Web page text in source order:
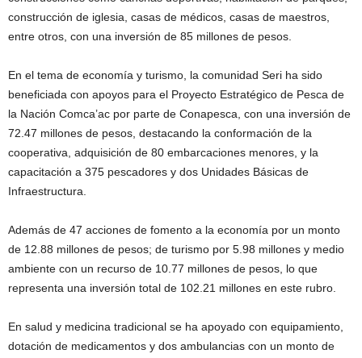
construcción de iglesia, casas de médicos, casas de maestros,
entre otros, con una inversión de 85 millones de pesos.
En el tema de economía y turismo, la comunidad Seri ha sido
beneficiada con apoyos para el Proyecto Estratégico de Pesca de
la Nación Comca’ac por parte de Conapesca, con una inversión de
72.47 millones de pesos, destacando la conformación de la
cooperativa, adquisición de 80 embarcaciones menores, y la
capacitación a 375 pescadores y dos Unidades Básicas de
Infraestructura.
Además de 47 acciones de fomento a la economía por un monto
de 12.88 millones de pesos; de turismo por 5.98 millones y medio
ambiente con un recurso de 10.77 millones de pesos, lo que
representa una inversión total de 102.21 millones en este rubro.
En salud y medicina tradicional se ha apoyado con equipamiento,
dotación de medicamentos y dos ambulancias con un monto de